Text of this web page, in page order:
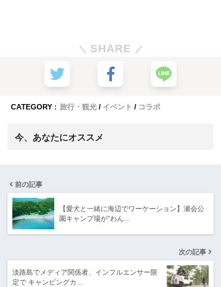
SHARE
CATEGORY : 旅行・観光 イベント コラボ
今、あなたにオススメ
前の記事
【愛犬と一緒に海辺でワーケーション】瀬会公
園キャンプ場が”わん…
次の記事
淡路島でメディア関係者、インフルエンサー限
定で キャンピングカ…